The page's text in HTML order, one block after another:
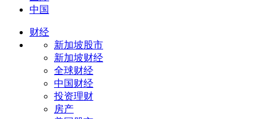
中国
财经
新加坡股市
新加坡财经
全球财经
中国财经
投资理财
房产